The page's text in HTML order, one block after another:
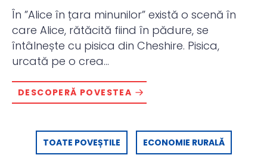
În ”Alice în țara minunilor” există o scenă în
care Alice, rătăcită fiind în pădure, se
întâlnește cu pisica din Cheshire. Pisica,
urcată pe o crea...
DESCOPERĂ POVESTEA
TOATE POVEȘTILE ECONOMIE RURALĂ